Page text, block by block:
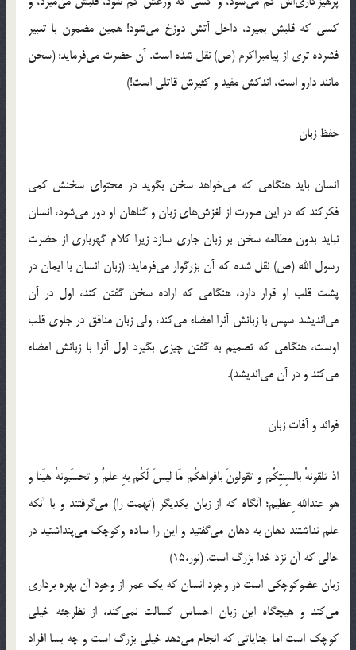
کسی که قلبش بمیرد، داخل آتش دوزخ می‌شود! همین مضمون با تعبیر
فشرده تری از پیامبراکرم (ص) نقل شده است. آن حضرت می‌فرماید: (سخن
مانند دارو است، اندکش مفید و کثیرش قاتلی است!)
حفظ زبان
انسان باید هنگامی که می‌خواهد سخن بگوید در محتوای سخنش کمی
فکرکند که در این صورت از لغزش‌های زبان و گناهان او دور می‌شود، انسان
نباید بدون مطالعه سخن بر زبان جاری سازد زیرا کلام گهرباری از حضرت
رسول الله (ص) نقل شده که آن بزرگوار می‌فرماید: (زبان انسان با ایمان در
پشت قلب او قرار دارد، هنگامی که اراده سخن گفتن کند، اول در آن
می‌اندیشد سپس با زبانش آنرا امضاء می‌کند، ولی زبان منافق در جلوی قلب
اوست، هنگامی که تصمیم به گفتن چیزی بگیرد اول آنرا با زبانش امضاء
می‌کند و در آن می‌اندیشد).
فوائد و آفات زبان
اذ تلقونهُ بالسِنتِکُم و تقولونَ بافواهکُم مّا لیسَ لَکُم بهِ علمٌ و تحسَبونهُ هیّنا و
هو عندالله ِعظیم؛ آنگاه که از زبان یکدیگر (تهمت را) می‌گرفتند و با آنکه
علم نداشتند دهان به دهان می‌گفتید و این را ساده وکوچک می‌پنداشتید در
حالی که آن نزد خدا بزرگ است. (نور،15)
زبان عضوکوچکی است در وجود انسان که یک عمر از وجود آن بهره برداری
می‌کند و هیچگاه این زبان احساس کسالت نمی‌کند، از نظرجثه خیلی
کوچک است اما جنایاتی که انجام می‌دهد خیلی بزرگ است و چه بسا افراد